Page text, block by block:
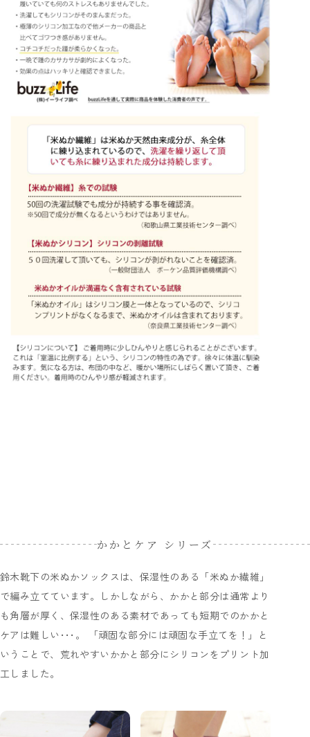
かかとケア シリーズ
鈴木靴下の米ぬかソックスは、保湿性のある「米ぬか繊維」
で編み立てています。しかしながら、かかと部分は通常より
も角層が厚く、保湿性のある素材であっても短期でのかかと
ケアは難しい･･･。 「頑固な部分には頑固な手立てを！」と
いうことで、荒れやすいかかと部分にシリコンをプリント加
工しました。